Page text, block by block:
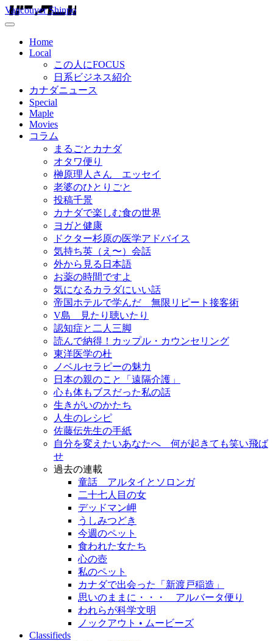
Vancouver Shinpo
Home
Local
この人にFOCUS
日系ビジネス紹介
カナダニュース
Special
Maple
Movies
コラム
まるごとカナダ
オタワ便り
榊原理人さん エッセイ
老婆のひとりごと
投稿千景
カナダで楽しむ食の世界
ヨガと健康
ドクター杉原の医学アドバイス
気持ち英（え〜）会話
外から見る日本語
お薬の時間ですよ
気になるカラダにいい話
帝国ホテルで学んだ 無限リピート接客術
V島 見たり聴いたり
認知症と二人三脚
読んで納得！カップル・カウンセリング
東洋医学の杜
ノベルセラピーの魅力
日本の親のこと「遠隔介護」
心も体もブスだった私の話
生きがいのかたち
人生のレシピ
佐藤伝先生の手紙
自分を変えたいあなたへ 何が起きても笑い飛ば
せ
過去の連載
童話 アルタイとソロンガ
二十七人目の女
デッドマン岬
うしみつどき
今週のペット
食われた女たち
心の壺
私のペット
カナダで出会った「新渡戸稲造」
思いのままに・・・ アルバータ便り
われらが科学文明
ノックアウト • ムービーズ
Classifieds